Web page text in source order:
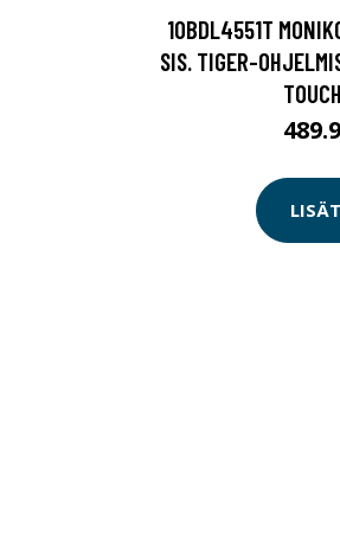
10BDL4551T
SIS. TIGER-